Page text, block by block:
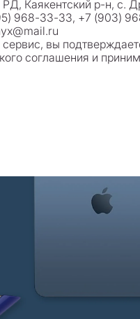
Каякентский р-н, с.
968-33-33, +7 (903)
вы
соглашения и